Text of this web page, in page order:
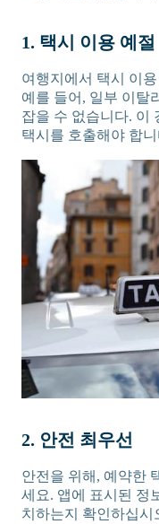
1. 택시 이용 예절
여행지에서 택시 이
예를 들어, 일부 이탈
잡을 수 없습니다. 이
택시를 호출해야 합니
2. 안전 최우선
안전을 위해, 예약한
세요. 앱에 표시된 정
치하는지 확인하십시